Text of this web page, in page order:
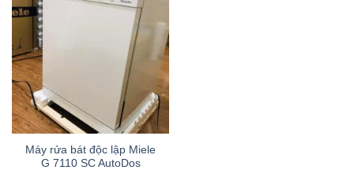
Máy rửa bát độc lập Miele
G 7110 SC AutoDos